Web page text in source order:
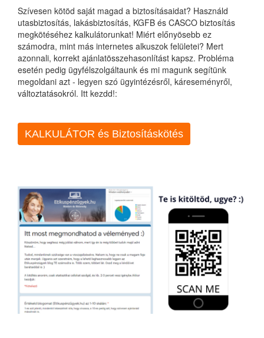
Szívesen kötöd saját magad a biztosításaidat? Használd
utasbiztosítás, lakásbiztosítás, KGFB és CASCO biztosítás
megkötéséhez kalkulátorunkat! Miért előnyösebb ez
számodra, mint más internetes alkuszok felületei? Mert
azonnali, korrekt ajánlatösszehasonlítást kapsz. Probléma
esetén pedig ügyfélszolgáltaunk és mi magunk segítünk
megoldani azt - legyen szó ügyintézésről, káreseményről,
változtatásokról. Itt kezdd!:
KALKULÁTOR és Biztosításkötés